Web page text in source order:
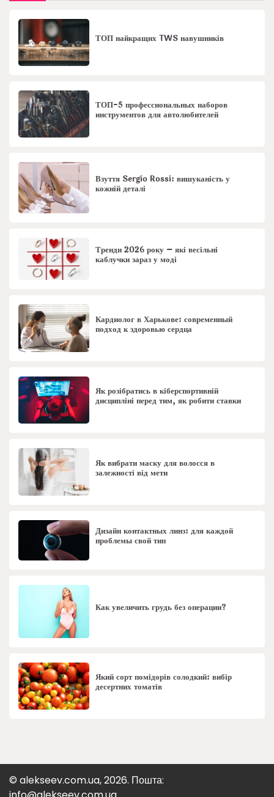
ТОП найкращих TWS навушників
ТОП-5 профессиональных наборов
инструментов для автолюбителей
Взуття Sergio Rossi: вишуканість у
кожній деталі
Тренди 2026 року – які весільні
каблучки зараз у моді
Кардиолог в Харькове: современный
подход к здоровью сердца
Як розібратись в кіберспортивній
дисципліні перед тим, як робити ставки
Як вибрати маску для волосся в
залежності від мети
Дизайн контактных линз: для каждой
проблемы свой тип
Как увеличить грудь без операции?
Який сорт помідорів солодкий: вибір
десертних томатів
© alekseev.com.ua, 2026. Пошта: